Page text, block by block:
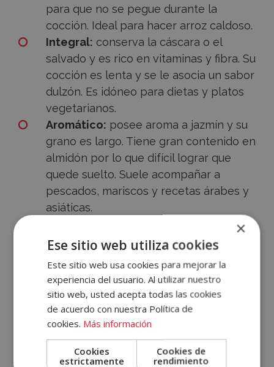
Tu
Cuenta
Email
para que no se pegue durante la
cocción. Ideal para hacer arroz caldoso.
Integral: conserva la cáscara o el
salvado y es rico en vitaminas y fibra. Su
cocción es lenta y se le asocia un sabor
dulzón. Es idóneo para dietas y platos
vegetarianos.
Aromático: posee aroma a jazmín y su
grano es largo. Tiene gran contenido en
almidón por lo que difícil lograr que
quede suelto. Suele acompañar a
pescados, mariscos y recetas árabes y
asiáticas.
Un cereal que se presta tanto a la tradición
ya conoces todas sus variedades y podrás
reconocerlas con más facilidad.
×
Ese sitio web utiliza cookies
Este sitio web usa cookies para mejorar la
experiencia del usuario. Al utilizar nuestro
sitio web, usted acepta todas las cookies
de acuerdo con nuestra Política de
cookies. Más información
Cookies
estrictamente
Cookies de
rendimiento